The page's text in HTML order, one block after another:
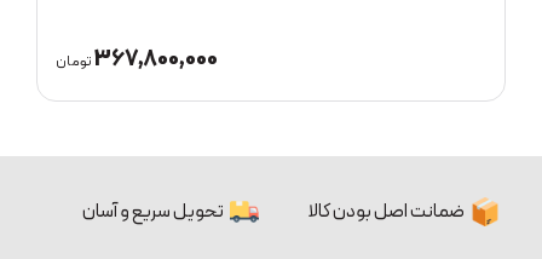
367,800,000تومان
ضمانت اصل بودن کالا تحویل سریع و آسان